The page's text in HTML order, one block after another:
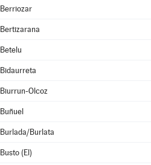
Berriozar
Bertizarana
Betelu
Bidaurreta
Biurrun-Olcoz
Buñuel
Burlada/Burlata
Busto (El)